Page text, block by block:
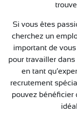
Si vous êtes
cherchez un
important de
pour travailler
en tant
recrutement
pouvez bénéficier